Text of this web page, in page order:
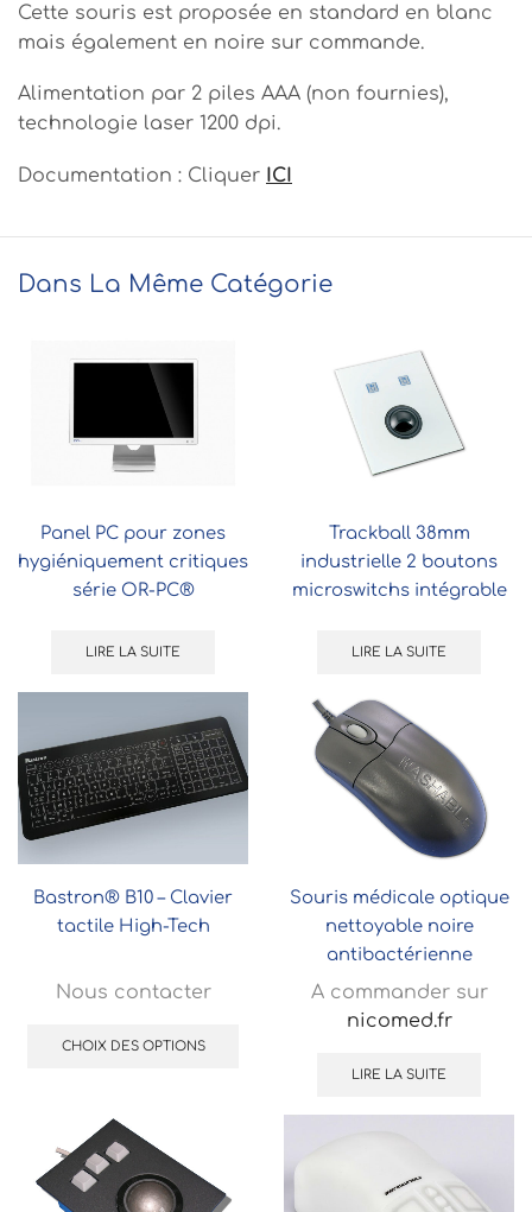
Cette souris est proposée en standard en blanc
mais également en noire sur commande.
Alimentation par 2 piles AAA (non fournies),
technologie laser 1200 dpi.
Documentation : Cliquer ICI
Dans La Même Catégorie
Panel PC pour zones
hygiéniquement critiques
série OR-PC®
LIRE LA SUITE
Trackball 38mm
industrielle 2 boutons
microswitchs intégrable
LIRE LA SUITE
Bastron® B10 – Clavier
tactile High-Tech
Nous contacter
CHOIX DES OPTIONS
Souris médicale optique
nettoyable noire
antibactérienne
A commander sur
nicomed.fr
LIRE LA SUITE